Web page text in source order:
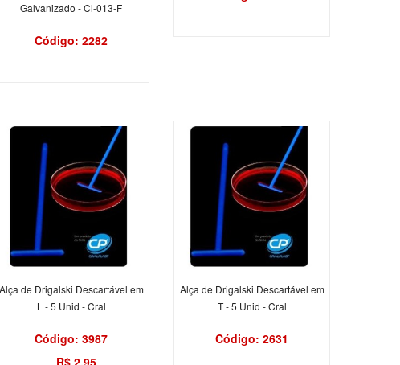
Galvanizado - Cl-013-F
Código: 2282
Alça de Drigalski Descartável em
L - 5 Unid - Cral
Código: 3987
Alça de Drigalski Descartável em
T - 5 Unid - Cral
Código: 2631